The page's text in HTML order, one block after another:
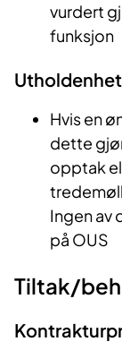
vurdert
funksjon
Hvis en
dette
opptak
Ingen av
på OUS
Tiltak/